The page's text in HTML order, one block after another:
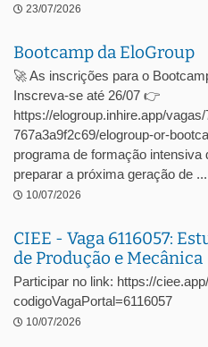
23/07/2026
Bootcamp da EloGroup
🚀 As inscrições para o
Inscreva-se até 26/07 👉
https://elogroup.inhire.app/
767a3a9f2c69/elogroup-or-
programa de formação intensiva
preparar a próxima geração de ...
10/07/2026
CIEE - Vaga 6116057:
de Produção e Mecânica
Participar no link: https://
codigoVagaPortal=6116057
10/07/2026